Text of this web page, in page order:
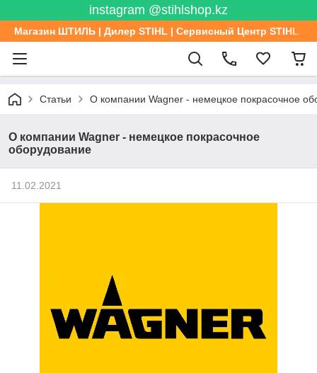
instagram @stihlshop.kz
Магазин ШТИЛЬ | Дилер STIHL | Сервисный Центр STIHL
Статьи О компании Wagner - немецкое покрасочное
О компании Wagner - немецкое покрасочное
оборудование
11.02.2021